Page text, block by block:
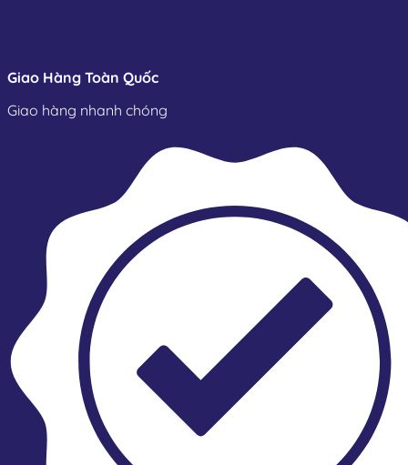
Giao Hàng Toàn Quốc
Giao hàng nhanh chóng